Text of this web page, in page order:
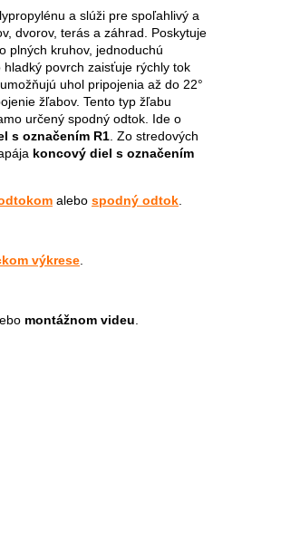
a slúži pre spoľahlivý a
dvorov, terás a záhrad. Poskytuje
plných kruhov, jednoduchú
povrch zaisťuje rýchly tok
uhol pripojenia až do 22°
žľabov. Tento typ žľabu
určený spodný odtok. Ide o
s označením R1 . Zo stredových
koncový diel s označením
alebo spodný odtok
výkrese
montážnom videu